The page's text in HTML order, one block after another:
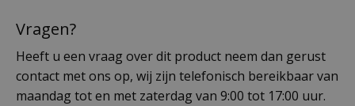
Vragen?
Heeft u een vraag over dit product neem dan gerust
contact met ons op, wij zijn telefonisch bereikbaar van
maandag tot en met zaterdag van 9:00 tot 17:00 uur.